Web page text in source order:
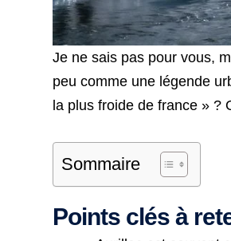
Je ne sais pas pour vous,
peu comme une légende
la plus froide de france » ?
Sommaire
Points clés à